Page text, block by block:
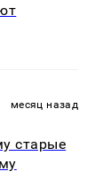
месяц назад
старые